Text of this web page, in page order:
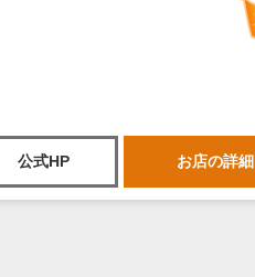
公式HP お店の詳細